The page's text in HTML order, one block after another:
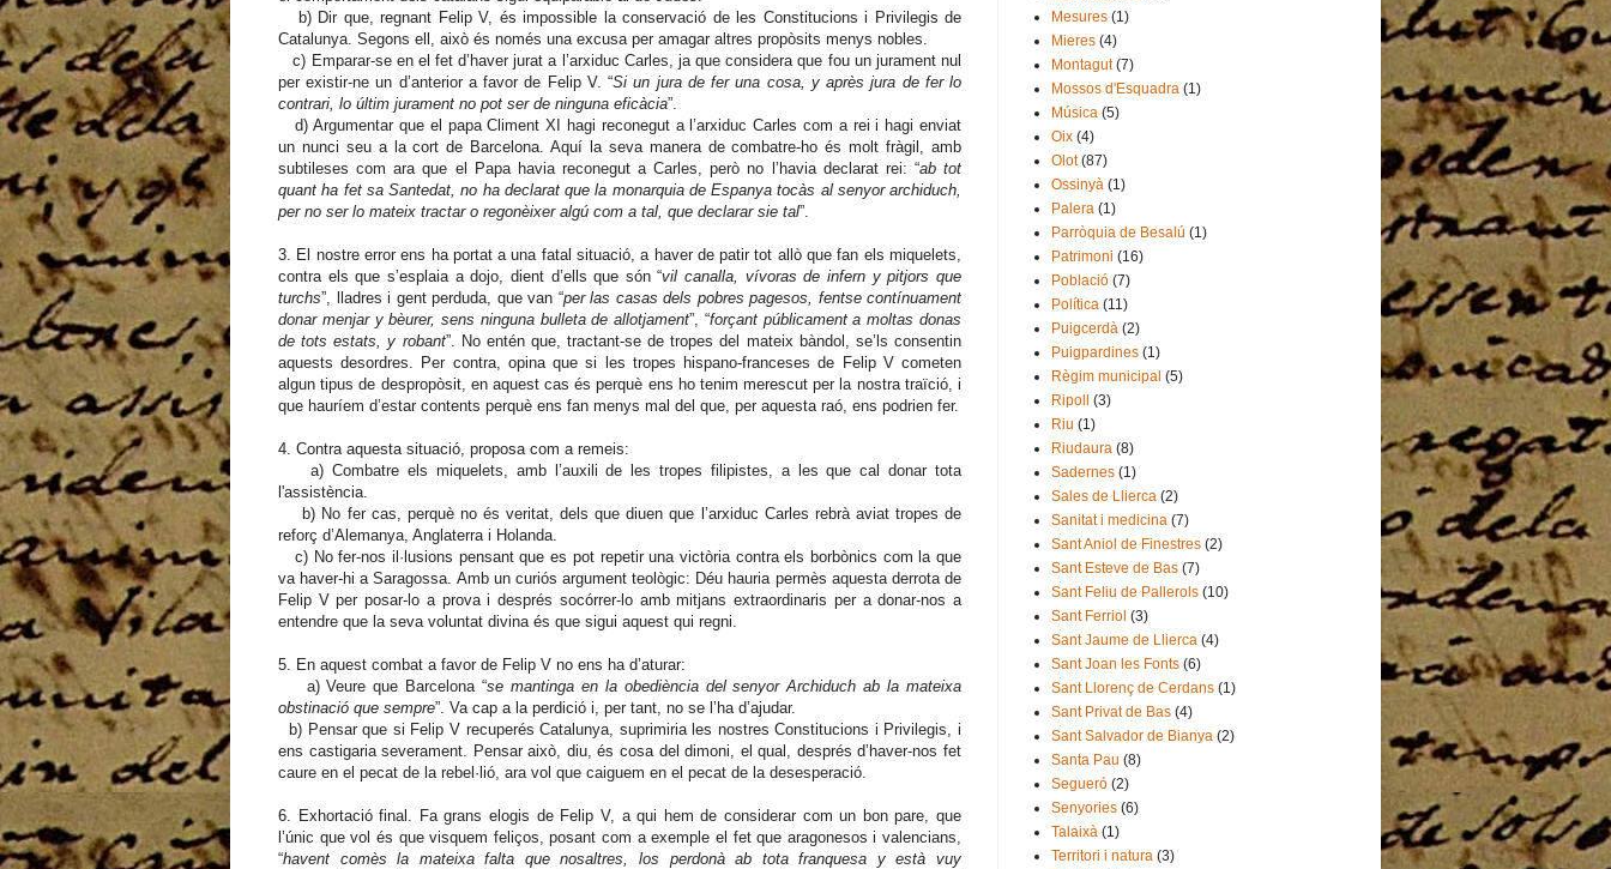
b) Dir que, regnant Felip V, és impossible la conservació de les Constitucions i Privilegis de
Catalunya. Segons ell, això és només una excusa per amagar altres propòsits menys nobles.
c) Emparar-se en el fet d’haver jurat a l’arxiduc Carles, ja que considera que fou un jurament nul
per existir-ne un d’anterior a favor de Felip V. “Si un jura de fer una cosa, y après jura de fer lo
contrari, lo últim jurament no pot ser de ninguna eficàcia”.
d) Argumentar que el papa Climent XI hagi reconegut a l’arxiduc Carles com a rei i hagi enviat
un nunci seu a la cort de Barcelona. Aquí la seva manera de combatre-ho és molt fràgil, amb
subtileses com ara que el Papa havia reconegut a Carles, però no l’havia declarat rei: “ab tot
quant ha fet sa Santedat, no ha declarat que la monarquia de Espanya tocàs al senyor archiduch,
per no ser lo mateix tractar o regonèixer algú com a tal, que declarar sie tal”.
3. El nostre error ens ha portat a una fatal situació, a haver de patir tot allò que fan els miquelets,
contra els que s’esplaia a dojo, dient d’ells que són “vil canalla, vívoras de infern y pitjors que
turchs”, lladres i gent perduda, que van “per las casas dels pobres pagesos, fentse contínuament
donar menjar y bèurer, sens ninguna bulleta de allotjament”, “forçant públicament a moltas donas
de tots estats, y robant”. No entén que, tractant-se de tropes del mateix bàndol, se’ls consentin
aquests desordres. Per contra, opina que si les tropes hispano-franceses de Felip V cometen
algun tipus de despropòsit, en aquest cas és perquè ens ho tenim merescut per la nostra traïció, i
que hauríem d’estar contents perquè ens fan menys mal del que, per aquesta raó, ens podrien fer.
4. Contra aquesta situació, proposa com a remeis:
a) Combatre els miquelets, amb l’auxili de les tropes filipistes, a les que cal donar tota
l'assistència.
b) No fer cas, perquè no és veritat, dels que diuen que l’arxiduc Carles rebrà aviat tropes de
reforç d’Alemanya, Anglaterra i Holanda.
c) No fer-nos il·lusions pensant que es pot repetir una victòria contra els borbònics com la que
va haver-hi a Saragossa. Amb un curiós argument teològic: Déu hauria permès aquesta derrota de
Felip V per posar-lo a prova i després socórrer-lo amb mitjans extraordinaris per a donar-nos a
entendre que la seva voluntat divina és que sigui aquest qui regni.
5. En aquest combat a favor de Felip V no ens ha d’aturar:
a) Veure que Barcelona “se mantinga en la obediència del senyor Archiduch ab la mateixa
obstinació que sempre”. Va cap a la perdició i, per tant, no se l’ha d’ajudar.
b) Pensar que si Felip V recuperés Catalunya, suprimiria les nostres Constitucions i Privilegis, i
ens castigaria severament. Pensar això, diu, és cosa del dimoni, el qual, després d’haver-nos fet
caure en el pecat de la rebel·lió, ara vol que caiguem en el pecat de la desesperació.
6. Exhortació final. Fa grans elogis de Felip V, a qui hem de considerar com un bon pare, que
l’únic que vol és que visquem feliços, posant com a exemple el fet que aragonesos i valencians,
“havent comès la mateixa falta que nosaltres, los perdonà ab tota franquesa y està vuy
Mesures (1)
Mieres (4)
Montagut (7)
Mossos d'Esquadra (1)
Música (5)
Oix (4)
Olot (87)
Ossinyà (1)
Palera (1)
Parròquia de Besalú (1)
Patrimoni (16)
Població (7)
Política (11)
Puigcerdà (2)
Puigpardines (1)
Règim municipal (5)
Ripoll
(3)
Riu (1)
Riudaura (8)
Sadernes (1)
Sales de Llierca (2)
Sanitat i medicina (7)
Sant Aniol de Finestres (2)
Sant Esteve de Bas (7)
Sant Feliu de Pallerols (10)
Sant Ferriol (3)
Sant Jaume de Llierca (4)
Sant Joan les Fonts (6)
Sant Llorenç de Cerdans (1)
Sant Privat de Bas (4)
Sant Salvador de Bianya (2)
Santa Pau (8)
Segueró (2)
Senyories (6)
Talaixà (1)
Territori i natura (3)